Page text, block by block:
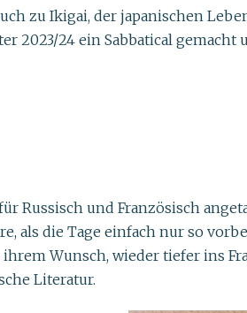
zu Ikigai, der japanischen
2023/24 ein Sabbatical gemacht
Russisch und Französisch
als die Tage einfach nur so
Wunsch, wieder tiefer ins
Literatur.